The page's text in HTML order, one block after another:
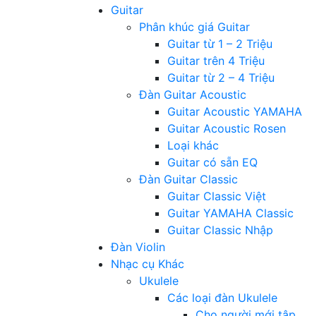
Guitar
Phân khúc giá Guitar
Guitar từ 1 – 2 Triệu
Guitar trên 4 Triệu
Guitar từ 2 – 4 Triệu
Đàn Guitar Acoustic
Guitar Acoustic YAMAHA
Guitar Acoustic Rosen
Loại khác
Guitar có sẵn EQ
Đàn Guitar Classic
Guitar Classic Việt
Guitar YAMAHA Classic
Guitar Classic Nhập
Đàn Violin
Nhạc cụ Khác
Ukulele
Các loại đàn Ukulele